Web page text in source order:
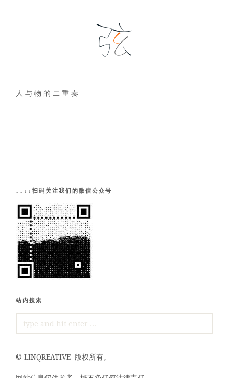
人 与 物 的 二 重 奏
↓↓↓↓扫码关注我们的微信公众号
站内搜索
FOR:
©LINQREATIVE 版权所有。